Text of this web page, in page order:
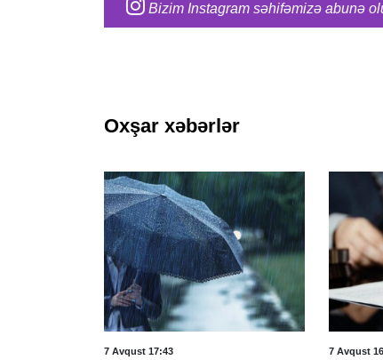
Bizim Instagram səhifəmizə abunə
Oxşar xəbərlər
7 Avqust 17:43 7 Avqust